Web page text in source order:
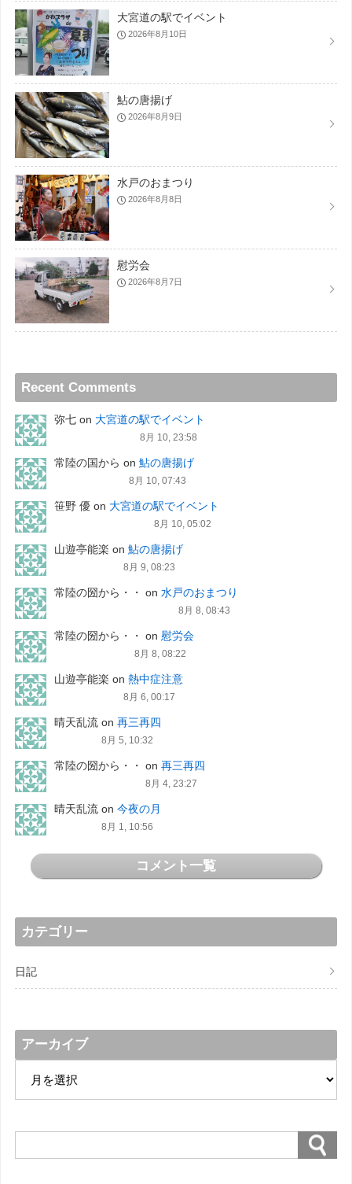
大宮道の駅でイベント
2026年8月10日
鮎の唐揚げ
2026年8月9日
水戸のおまつり
2026年8月8日
慰労会
2026年8月7日
Recent Comments
弥七on 大宮道の駅でイベント
8月 10, 23:58
常陸の国から on 鮎の唐揚げ
8月 10, 07:43
笹野 優on 大宮道の駅でイベント
8月 10, 05:02
山遊亭能楽 on 鮎の唐揚げ
8月 9, 08:23
常陸の圀から・・ on 水戸のおまつり
8月 8, 08:43
常陸の圀から・・ on 慰労会
8月 8, 08:22
山遊亭能楽 on 熱中症注意
8月 6, 00:17
晴天乱流on 再三再四
8月 5, 10:32
常陸の圀から・・ on 再三再四
8月 4, 23:27
晴天乱流on 今夜の月
8月 1, 10:56
コメント一覧
カテゴリー
日記
アーカイブ
カ
ブ